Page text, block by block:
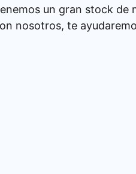
un gran stock
nosotros, te